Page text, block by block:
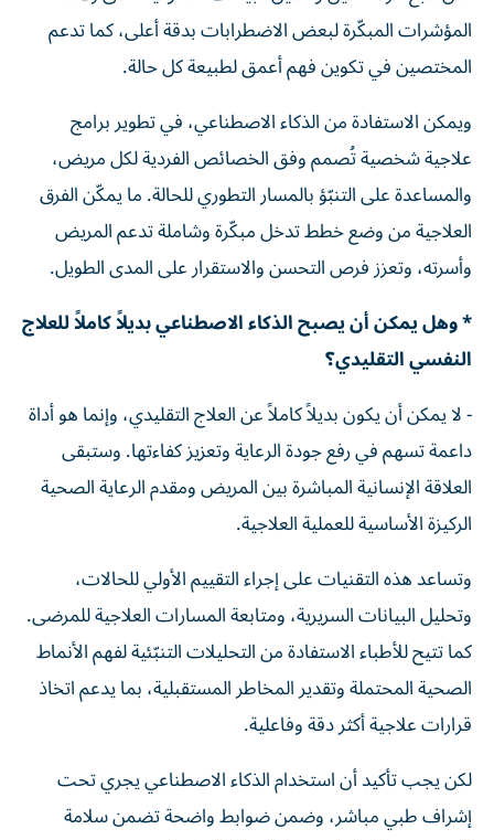
المؤشرات المبكّرة لبعض الاضطرابات بدقة أعلى، كما تدعم
المختصين في تكوين فهم أعمق لطبيعة كل حالة.
ويمكن الاستفادة من الذكاء الاصطناعي، في تطوير برامج
علاجية شخصية تُصمم وفق الخصائص الفردية لكل مريض،
والمساعدة على التنبّؤ بالمسار التطوري للحالة. ما يمكّن الفرق
العلاجية من وضع خطط تدخل مبكّرة وشاملة تدعم المريض
وأسرته، وتعزز فرص التحسن والاستقرار على المدى الطويل.
* وهل يمكن أن يصبح الذكاء الاصطناعي بديلاً كاملاً للعلاج
النفسي التقليدي؟
- لا يمكن أن يكون بديلاً كاملاً عن العلاج التقليدي، وإنما هو أداة
داعمة تسهم في رفع جودة الرعاية وتعزيز كفاءتها. وستبقى
العلاقة الإنسانية المباشرة بين المريض ومقدم الرعاية الصحية
الركيزة الأساسية للعملية العلاجية.
وتساعد هذه التقنيات على إجراء التقييم الأولي للحالات،
وتحليل البيانات السريرية، ومتابعة المسارات العلاجية للمرضى.
كما تتيح للأطباء الاستفادة من التحليلات التنبّئية لفهم الأنماط
الصحية المحتملة وتقدير المخاطر المستقبلية، بما يدعم اتخاذ
قرارات علاجية أكثر دقة وفاعلية.
لكن يجب تأكيد أن استخدام الذكاء الاصطناعي يجري تحت
إشراف طبي مباشر، وضمن ضوابط واضحة تضمن سلامة